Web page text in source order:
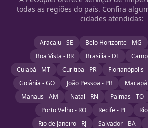
todas as regiões do país. Confira
cidades atendidas:
Aracaju - SE Belo Horizonte - MG
Boa Vista - RR
Brasília - DF
Cuiabá - MT
Curitiba - PR Florianópolis -
Goiânia - GO
João Pessoa - PB
Manaus - AM
Natal - RN Palmas - TO
Porto Velho - RO
Recife - PE
Rio de Janeiro - RJ
Salvador - BA